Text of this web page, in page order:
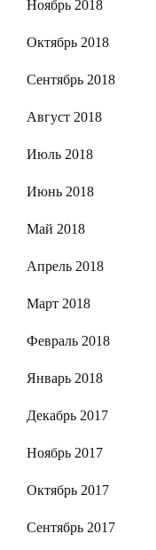
Ноябрь 2018
Октябрь 2018
Сентябрь 2018
Август 2018
Июль 2018
Июнь 2018
Май 2018
Апрель 2018
Март 2018
Февраль 2018
Январь 2018
Декабрь 2017
Ноябрь 2017
Октябрь 2017
Сентябрь 2017